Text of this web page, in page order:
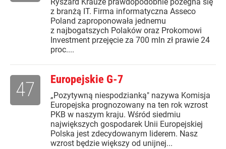
z branżą IT. Firma informatyczna Asseco
Poland zaproponowała jednemu
z najbogatszych Polaków oraz Prokomowi
Investment przejęcie za 700 mln zł prawie 24
proc....
Europejskie G-7
„Pozytywną niespodzianką" nazywa Komisja
Europejska prognozowany na ten rok wzrost
PKB w naszym kraju. Wśród siedmiu
największych gospodarek Unii Europejskiej
Polska jest zdecydowanym liderem. Nasz
wzrost będzie większy od unijnej...
47